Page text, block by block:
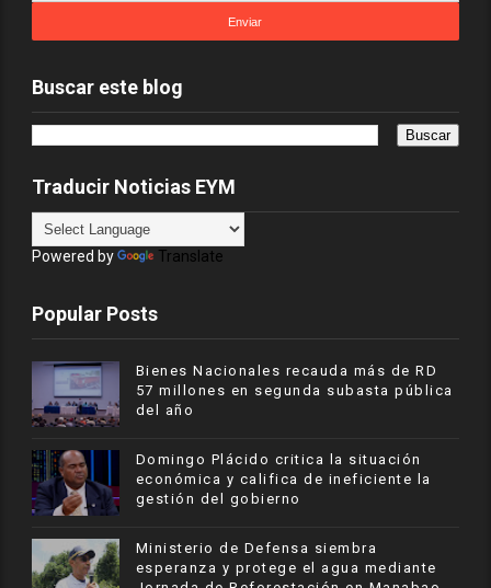
Buscar este blog
Traducir Noticias EYM
Powered by Translate
Popular Posts
Bienes Nacionales recauda más de RD
57 millones en segunda subasta pública
del año
​Domingo Plácido critica la situación
económica y califica de ineficiente la
gestión del gobierno
Ministerio de Defensa siembra
esperanza y protege el agua mediante